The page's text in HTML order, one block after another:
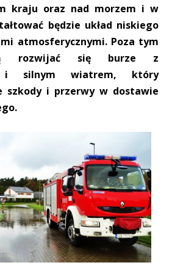
kraju oraz nad morzem i w
będzie układ niskiego
atmosferycznymi. Poza tym
rozwijać się burze z
i silnym wiatrem, który
szkody i przerwy w dostawie